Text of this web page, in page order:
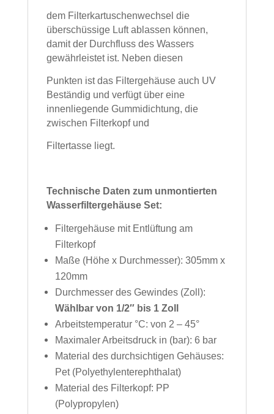
dem Filterkartuschenwechsel die
überschüssige Luft ablassen können,
damit der Durchfluss des Wassers
gewährleistet ist. Neben diesen
Punkten ist das Filtergehäuse auch UV
Beständig und verfügt über eine
innenliegende Gummidichtung, die
zwischen Filterkopf und
Filtertasse liegt.
Technische Daten zum unmontierten
Wasserfiltergehäuse Set:
Filtergehäuse mit Entlüftung am
Filterkopf
Maße (Höhe x Durchmesser): 305mm x
120mm
Durchmesser des Gewindes (Zoll):
Wählbar von 1/2″ bis 1 Zoll
Arbeitstemperatur °C: von 2 – 45°
Maximaler Arbeitsdruck in (bar): 6 bar
Material des durchsichtigen Gehäuses:
Pet (Polyethylenterephthalat)
Material des Filterkopf: PP
(Polypropylen)